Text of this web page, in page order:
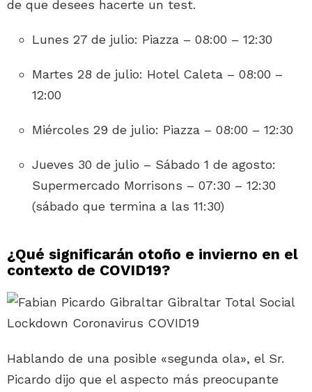
de que desees hacerte un test.
Lunes 27 de julio: Piazza – 08:00 – 12:30
Martes 28 de julio: Hotel Caleta – 08:00 –
12:00
Miércoles 29 de julio: Piazza – 08:00 – 12:30
Jueves 30 de julio – Sábado 1 de agosto:
Supermercado Morrisons – 07:30 – 12:30
(sábado que termina a las 11:30)
¿Qué significarán otoño e invierno en el
contexto de COVID19?
Hablando de una posible «segunda ola», el Sr.
Picardo dijo que el aspecto más preocupante